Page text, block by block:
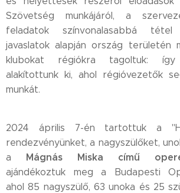
Szövetség munkájáról, a
feladatok színvonalasabbá
javaslatok alapján ország területén
klubokat régiókra tagoltuk:
alakítottunk ki, ahol régióvezetők
munkát.
2024 április 7-én tartottuk a
rendezvényünket, a nagyszülőket,
a Mágnás Miska című
ajándékoztuk meg a Budapesti
ahol 85 nagyszülő, 63 unoka és 25